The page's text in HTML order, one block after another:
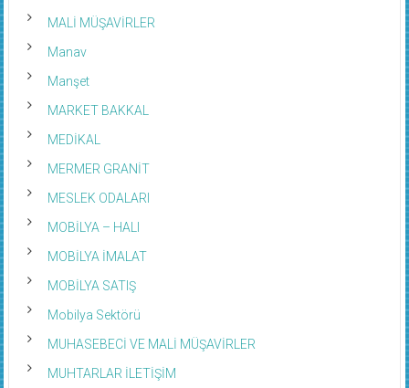
MALİ MÜŞAVİRLER
Manav
Manşet
MARKET BAKKAL
MEDİKAL
MERMER GRANİT
MESLEK ODALARI
MOBİLYA – HALI
MOBİLYA İMALAT
MOBİLYA SATIŞ
Mobilya Sektörü
MUHASEBECİ VE MALİ MÜŞAVİRLER
MUHTARLAR İLETİŞİM